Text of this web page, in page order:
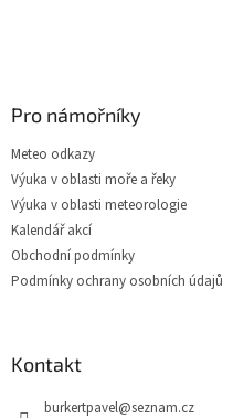
Pro námořníky
Meteo odkazy
Výuka v oblasti moře a řeky
Výuka v oblasti meteorologie
Kalendář akcí
Obchodní podmínky
Podmínky ochrany osobních údajů
Kontakt
burkertpavel@seznam.cz